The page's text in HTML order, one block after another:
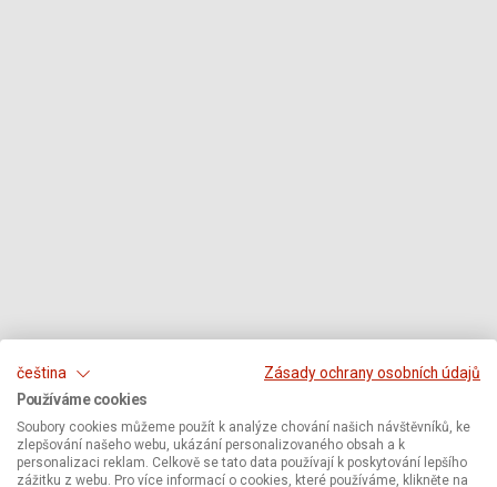
čeština
Zásady ochrany osobních údajů
Používáme cookies
Soubory cookies můžeme použít k analýze chování našich návštěvníků, ke
zlepšování našeho webu, ukázání personalizovaného obsah a k
personalizaci reklam. Celkově se tato data používají k poskytování lepšího
zážitku z webu. Pro více informací o cookies, které používáme, klikněte na